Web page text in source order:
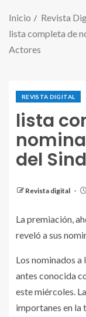
Inicio
Revista
lista completa de
Actores
REVISTA DIGITAL
lista
del
Revista digital
La premiación,
reveló a sus
Los nominados a
antes conocida
este miércoles.
importanes en la